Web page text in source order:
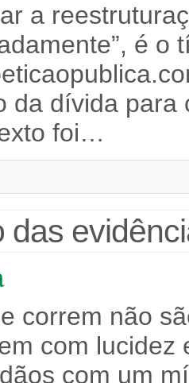
a
é o
da dívida
foi…
das
correm não
com
com um